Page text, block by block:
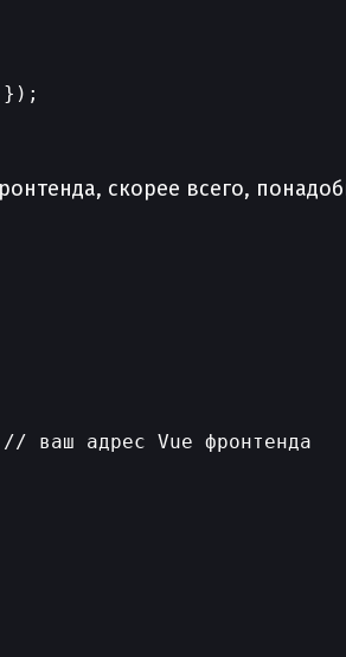
скорее всего,
ваш адрес Vue фронтенда